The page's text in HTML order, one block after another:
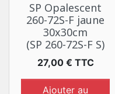
SP Opalescent
260-72S-F jaune
30x30cm
(SP 260-72S-F S)
Prix
27,00 € TTC
Ajouter au